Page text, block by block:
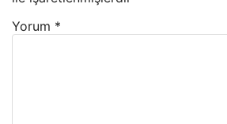
Yorum *